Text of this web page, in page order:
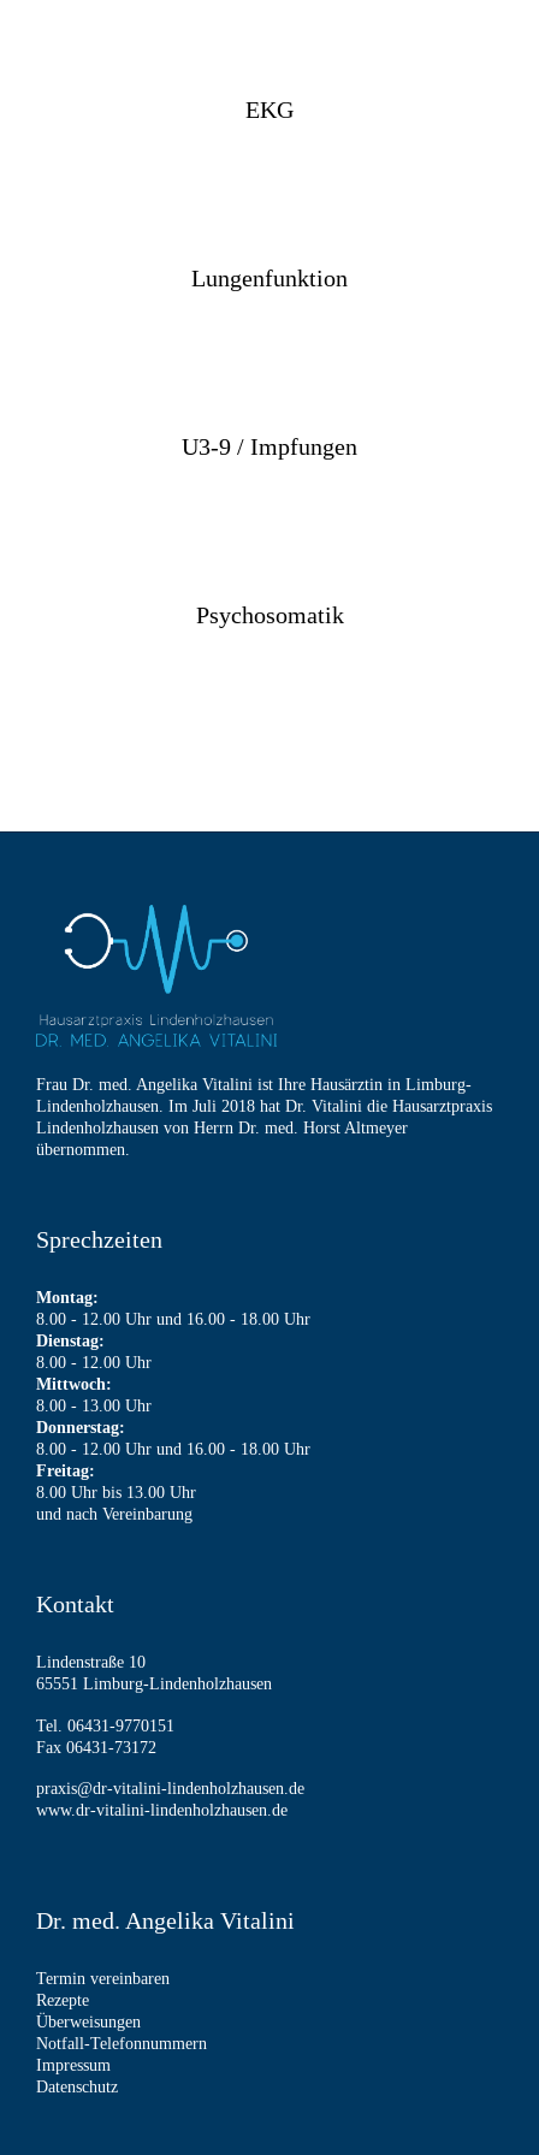
EKG
Lungenfunktion
U3-9 / Impfungen
Psychosomatik
Frau Dr. med. Angelika Vitalini ist Ihre Hausärztin in Limburg-
Lindenholzhausen. Im Juli 2018 hat Dr. Vitalini die Hausarztpraxis
Lindenholzhausen von Herrn Dr. med. Horst Altmeyer
übernommen.
Sprechzeiten
Montag:
8.00 - 12.00 Uhr und 16.00 - 18.00 Uhr
Dienstag:
8.00 - 12.00 Uhr
Mittwoch:
8.00 - 13.00 Uhr
Donnerstag:
8.00 - 12.00 Uhr und 16.00 - 18.00 Uhr
Freitag:
8.00 Uhr bis 13.00 Uhr
und nach Vereinbarung
Kontakt
Lindenstraße 10
65551 Limburg-Lindenholzhausen
Tel. 06431-9770151
Fax 06431-73172
praxis@dr-vitalini-lindenholzhausen.de
www.dr-vitalini-lindenholzhausen.de
Dr. med. Angelika Vitalini
Termin vereinbaren
Rezepte
Überweisungen
Notfall-Telefonnummern
Impressum
Datenschutz